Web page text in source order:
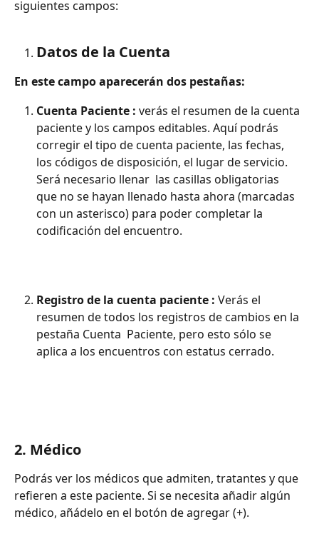
siguientes campos:
Datos de la Cuenta
En este campo aparecerán dos pestañas:
Cuenta Paciente : verás el resumen de la cuenta
paciente y los campos editables. Aquí podrás
corregir el tipo de cuenta paciente, las fechas,
los códigos de disposición, el lugar de servicio.
Será necesario llenar  las casillas obligatorias
que no se hayan llenado hasta ahora (marcadas
con un asterisco) para poder completar la
codificación del encuentro.
Registro de la cuenta paciente : Verás el
resumen de todos los registros de cambios en la
pestaña Cuenta  Paciente, pero esto sólo se
aplica a los encuentros con estatus cerrado.
2. Médico
Podrás ver los médicos que admiten, tratantes y que
refieren a este paciente. Si se necesita añadir algún
médico, añádelo en el botón de agregar (+).